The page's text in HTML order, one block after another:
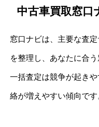
中古車買取窓口
窓口ナビは、主要な査
を整理し、あなたに合
一括査定は競争が起き
絡が増えやすい傾向です